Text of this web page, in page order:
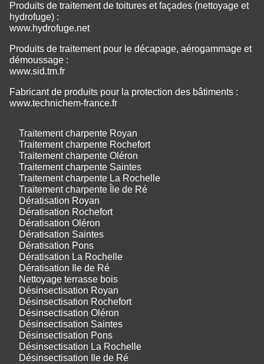
Produits de traitement de toitures et façades (nettoyage et
hydrofuge) :
www.hydrofuge.net
Produits de traitement pour le décapage, aérogammage et
démoussage :
www.sid.tm.fr
Fabricant de produits pour la protection des bâtiments :
www.technichem-france.fr
Traitement charpente Royan
Traitement charpente Rochefort
Traitement charpente Oléron
Traitement charpente Saintes
Traitement charpente La Rochelle
Traitement charpente Île de Ré
Dératisation Royan
Dératisation Rochefort
Dératisation Oléron
Dératisation Saintes
Dératisation Pons
Dératisation La Rochelle
Dératisation Ile de Ré
Nettoyage terrasse bois
Désinsectisation Royan
Désinsectisation Rochefort
Désinsectisation Oléron
Désinsectisation Saintes
Désinsectisation Pons
Désinsectisation La Rochelle
Désinsectisation Ile de Ré